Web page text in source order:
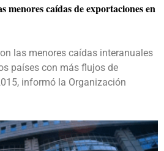
menores caídas de exportaciones en
las menores caídas interanuales
países con más flujos de
informó la Organización